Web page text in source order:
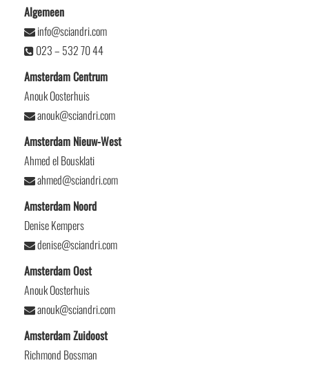
Algemeen
info@sciandri.com
023 – 532 70 44
Amsterdam Centrum
Anouk Oosterhuis
anouk@sciandri.com
Amsterdam Nieuw-West
Ahmed el Bousklati
ahmed@sciandri.com
Amsterdam Noord
Denise Kempers
denise@sciandri.com
Amsterdam Oost
Anouk Oosterhuis
anouk@sciandri.com
Amsterdam Zuidoost
Richmond Bossman